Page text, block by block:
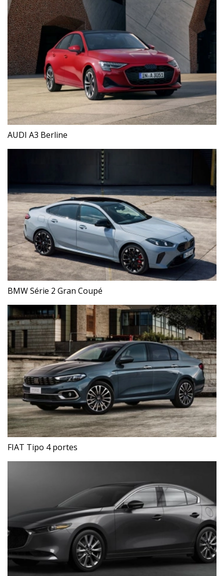
AUDI A3 Berline
BMW Série 2 Gran Coupé
FIAT Tipo 4 portes